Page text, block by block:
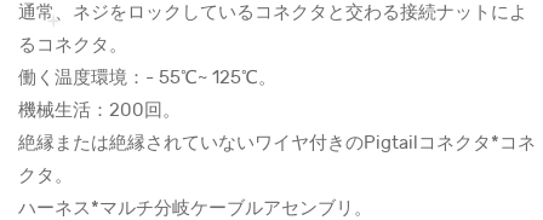
通常、ネジをロックしているコネクタと交わる接続ナットによ
るコネクタ。
働く温度環境：- 55℃~ 125℃。
機械生活：200回。
絶縁または絶縁されていないワイヤ付きのPigtailコネクタ*コネ
クタ。
ハーネス*マルチ分岐ケーブルアセンブリ。